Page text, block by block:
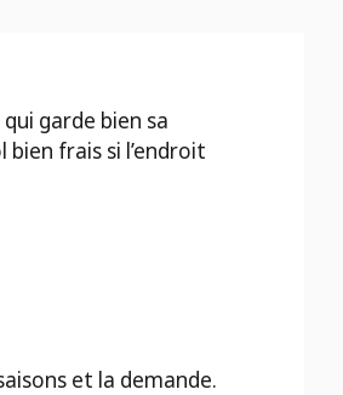
garde bien sa
frais si l’endroit
et la demande.